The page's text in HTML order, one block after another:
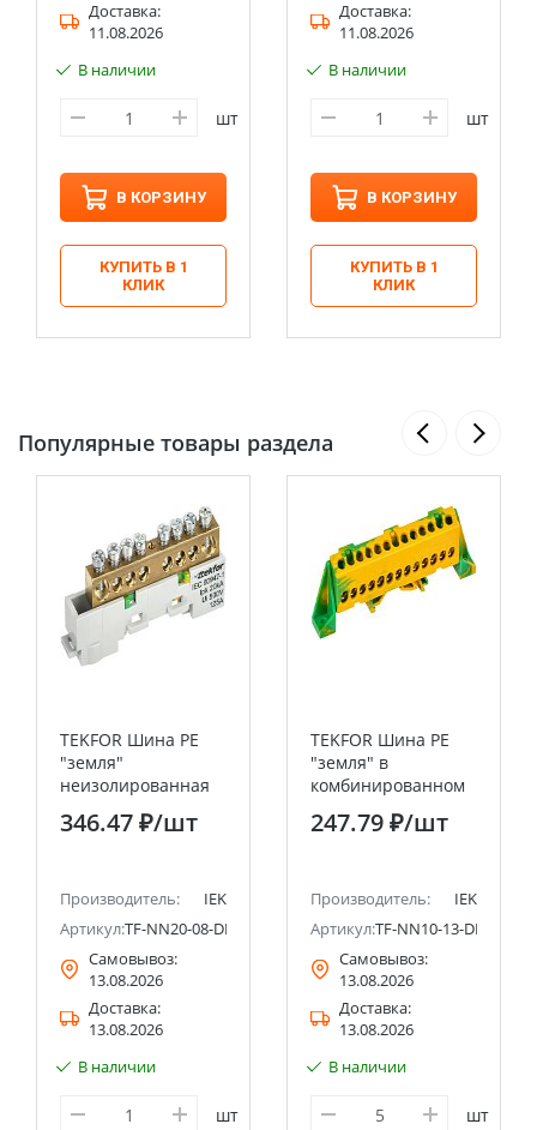
Доставка:
11.08.2026
В наличии
шт
В КОРЗИНУ
КУПИТЬ В 1
КЛИК
Доставка:
11.08.2026
В наличии
шт
В КОРЗИНУ
КУПИТЬ В 1
КЛИК
Популярные товары раздела
TEKFOR Шина PE
"земля"
неизолированная
на универсальном
держателе 8х12-8-Ж
346.47 ₽/шт
Производитель:
IEK
Артикул:TF-NN20-08-DL-K05
Самовывоз:
13.08.2026
Доставка:
13.08.2026
В наличии
шт
TEKFOR Шина PE
"земля" в
комбинированном
DIN-изоляторе
"Стойка" 6х9-13-ЖЗ
247.79 ₽/шт
Производитель:
IEK
Артикул:TF-NN10-13-DP-K52
Самовывоз:
13.08.2026
Доставка:
13.08.2026
В наличии
шт